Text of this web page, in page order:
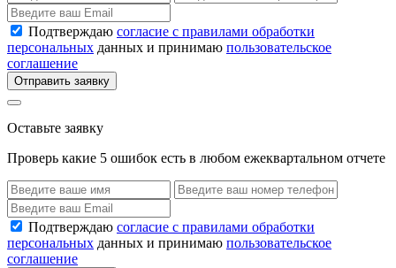
Подтверждаю согласие с правилами обработки
персональных данных и принимаю пользовательское
соглашение
Отправить заявку
Оставьте заявку
Проверь какие 5 ошибок есть в любом ежеквартальном отчете
Подтверждаю согласие с правилами обработки
персональных данных и принимаю пользовательское
соглашение